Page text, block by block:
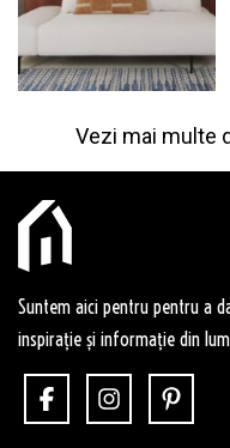
Vezi mai multe
Suntem aici pentru pentru a
inspirație și informație din